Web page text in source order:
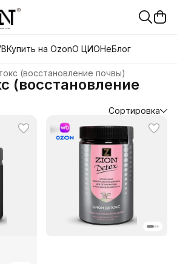
Купить на OzonО ЦИОНеБлог
(восстановление почвы)
(восстановление
Сортировка